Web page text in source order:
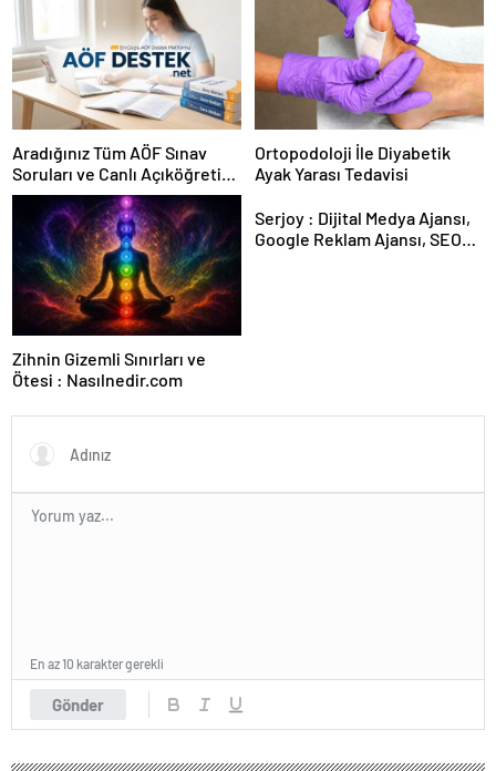
Aradığınız Tüm AÖF Sınav
Soruları ve Canlı Açıköğretim
Forumu Burada
Ortopodoloji İle Diyabetik
Ayak Yarası Tedavisi
Zihnin Gizemli Sınırları ve
Ötesi : Nasılnedir.com
Serjoy : Dijital Medya Ajansı,
Google Reklam Ajansı, SEO
Gönder
En az 10 karakter gerekli